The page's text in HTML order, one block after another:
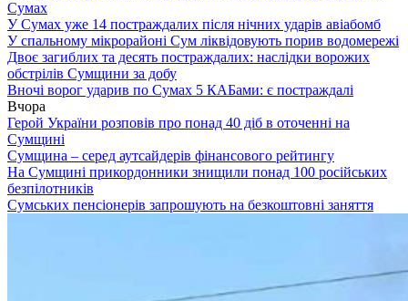
Сумах
У Сумах уже 14 постраждалих після нічних ударів авіабомб
У спальному мікрорайоні Сум ліквідовують порив водомережі
Двоє загиблих та десять постраждалих: наслідки ворожих
обстрілів Сумщини за добу
Вночі ворог ударив по Сумах 5 КАБами: є постраждалі
Вчора
Герой України розповів про понад 40 діб в оточенні на
Сумщині
Сумщина – серед аутсайдерів фінансового рейтингу
На Сумщині прикордонники знищили понад 100 російських
безпілотників
Сумських пенсіонерів запрошують на безкоштовні заняття